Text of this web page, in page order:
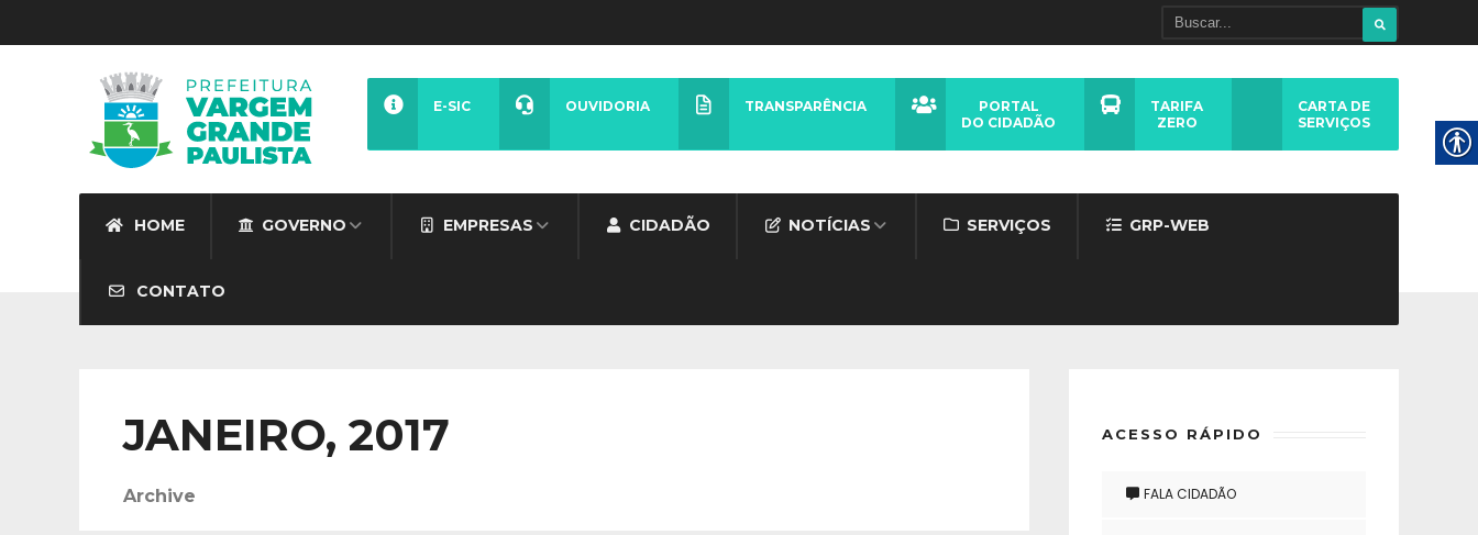
HOME GOVERNO EMPRESAS CIDADÃO NOTÍCIAS SERVIÇOS GRP-WEB
CONTATO
E-SIC OUVIDORIA TRANSPARÊNCIA
PORTAL
DO CIDADÃO
TARIFA
ZERO
CARTA DE
SERVIÇOS
JANEIRO, 2017
Archive
ACESSO RÁPIDO
FALA CIDADÃO